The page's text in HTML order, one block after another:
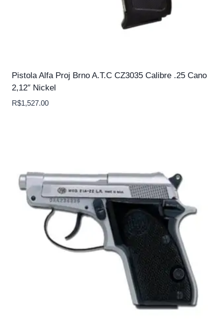
Pistola Alfa Proj Brno A.T.C CZ3035 Calibre .25 Cano
2,12″ Nickel
R$1,527.00